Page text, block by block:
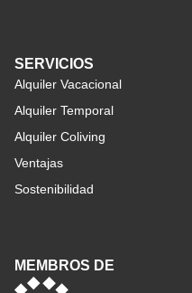
SERVICIOS
Alquiler Vacacional
Alquiler Temporal
Alquiler Coliving
Ventajas
Sostenibilidad
MEMBROS DE